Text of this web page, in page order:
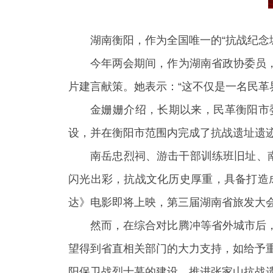
湖南衡阳，作为全国唯一的“抗战纪
今年两会期间，作为湖南省政协委员
片建言献策。她表示：“这不仅是一名民
金姗姗介绍，长期以来，民革衡阳
设，并在衡阳市范围内完成了抗战遗址遗
南岳忠烈祠、游击干部训练班旧址
闪光出彩，抗战文化历史厚重，具备打
达》电影即将上映，第三届湖南省旅发大
然而，在综合对比腾冲等省外城市后
望得到省直相关部门的大力支持，如给予